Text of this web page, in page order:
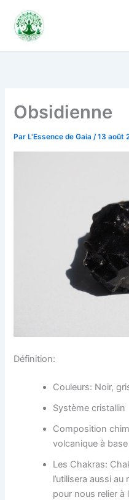
contenu
Obsidienne
Par L'Essence de Gaia/13 août
Définition:
Couleurs: Noir,
Système cristallin
Composition
volcanique à
Les Chakras:
l’utilisera aussi
pour nous relier à